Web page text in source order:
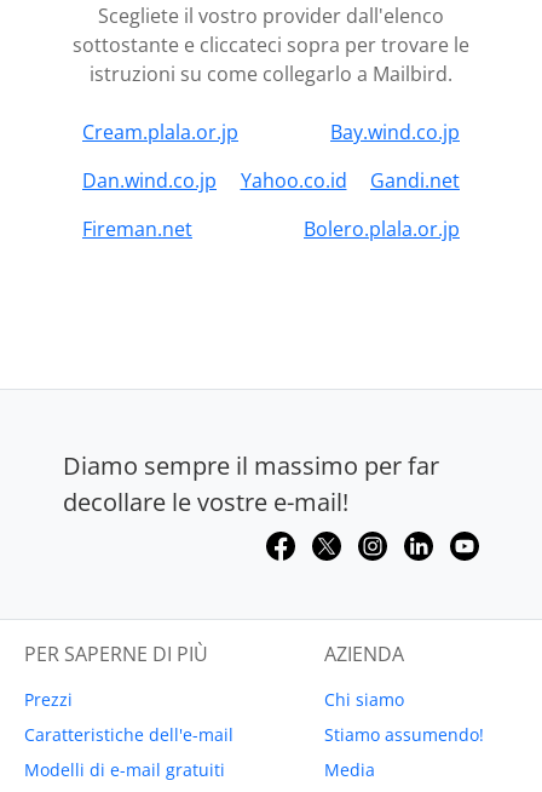
Scegliete il vostro provider dall'elenco
sottostante e cliccateci sopra per trovare le
istruzioni su come collegarlo a Mailbird.
Cream.plala.or.jp
Bay.wind.co.jp
Dan.wind.co.jp
Yahoo.co.id
Gandi.net
Fireman.net
Bolero.plala.or.jp
Diamo sempre il massimo per far
decollare le vostre e-mail!
PER SAPERNE DI PIÙ
Prezzi
Caratteristiche dell'e-mail
Modelli di e-mail gratuiti
AZIENDA
Chi siamo
Stiamo assumendo!
Media